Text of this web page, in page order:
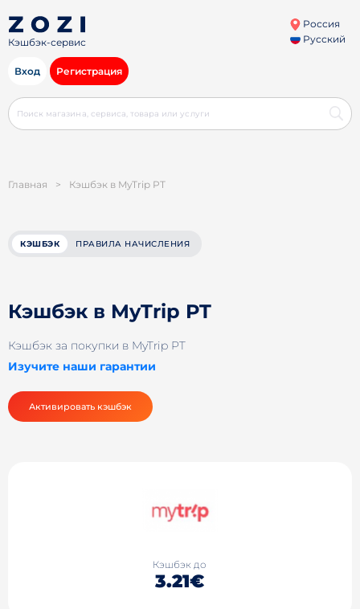
Кэшбэк-сервис
Россия
Русский
Вход Регистрация
Главная > Кэшбэк в MyTrip PT
КЭШБЭК ПРАВИЛА НАЧИСЛЕНИЯ
Кэшбэк в MyTrip PT
Кэшбэк за покупки в MyTrip PT
Изучите наши гарантии
Активировать кэшбэк
Кэшбэк до
3.21€